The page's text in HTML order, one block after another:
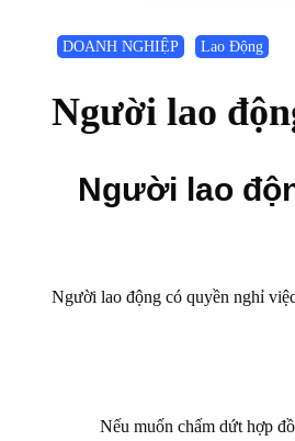
DOANH NGHIỆP Lao Động
Người lao
Người lao
Người lao động có quyền nghỉ
Nếu muốn chấm dứt hợp đồng